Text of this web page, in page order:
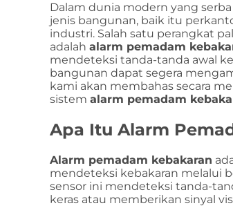
Dalam dunia modern yang
jenis bangunan, baik itu
industri. Salah satu perangkat
adalah alarm pemadam
mendeteksi tanda-tanda awal
bangunan dapat segera
kami akan membahas secara
sistem alarm pemadam
Apa Itu Alarm
Alarm pemadam kebakaran
mendeteksi kebakaran melalui
sensor ini mendeteksi tanda-
keras atau memberikan sinyal